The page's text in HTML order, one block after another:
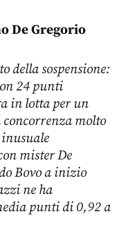
De Gregorio
della sospensione:
24 punti
in lotta per un
molto
mister De
Bovo a inizio
ne ha
punti di 0,92 a